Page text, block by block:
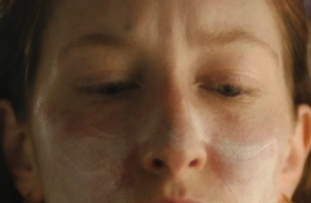
Войти
Профиль пользователя
Мои приборы
Мои заказы
Мои адреса
Мои подписки
FAQ™ Pure Beauty-Tech Elixir
BREAKING NEWS
issa™ Teeth Whitening Set
Deutsch
Español
Português
Русский
简体中文 繁體中文